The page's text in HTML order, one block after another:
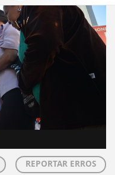
REPORTAR ERROS